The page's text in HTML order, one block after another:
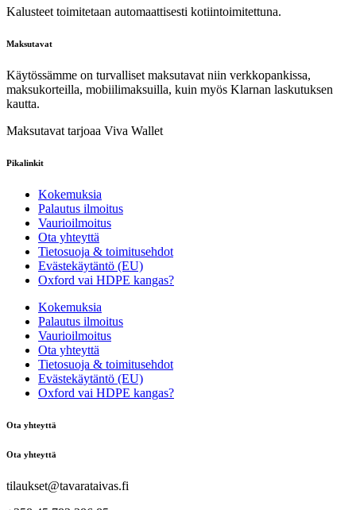
Kalusteet toimitetaan automaattisesti kotiintoimitettuna.
Maksutavat
Käytössämme on turvalliset maksutavat niin verkkopankissa,
maksukorteilla, mobiilimaksuilla, kuin myös Klarnan laskutuksen
kautta.
Maksutavat tarjoaa Viva Wallet
Pikalinkit
Kokemuksia
Palautus ilmoitus
Vaurioilmoitus
Ota yhteyttä
Tietosuoja & toimitusehdot
Evästekäytäntö (EU)
Oxford vai HDPE kangas?
Kokemuksia
Palautus ilmoitus
Vaurioilmoitus
Ota yhteyttä
Tietosuoja & toimitusehdot
Evästekäytäntö (EU)
Oxford vai HDPE kangas?
Ota yhteyttä
Ota yhteyttä
tilaukset@tavarataivas.fi